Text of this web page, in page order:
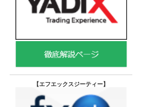
【エフエックスジーティー】